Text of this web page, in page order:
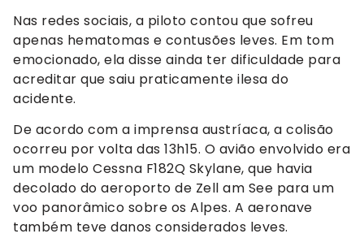
Nas redes sociais, a piloto contou que sofreu
apenas hematomas e contusões leves. Em tom
emocionado, ela disse ainda ter dificuldade para
acreditar que saiu praticamente ilesa do
acidente.
De acordo com a imprensa austríaca, a colisão
ocorreu por volta das 13h15. O avião envolvido era
um modelo Cessna F182Q Skylane, que havia
decolado do aeroporto de Zell am See para um
voo panorâmico sobre os Alpes. A aeronave
também teve danos considerados leves.